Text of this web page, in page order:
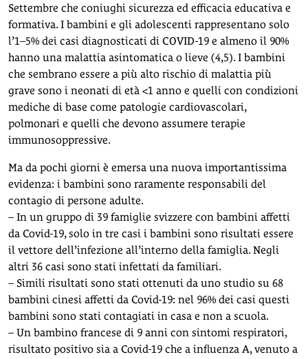
Settembre che coniughi sicurezza ed efficacia educativa e
formativa. I bambini e gli adolescenti rappresentano solo
l’1–5% dei casi diagnosticati di COVID-19 e almeno il 90%
hanno una malattia asintomatica o lieve (4,5). I bambini
che sembrano essere a più alto rischio di malattia più
grave sono i neonati di età <1 anno e quelli con condizioni
mediche di base come patologie cardiovascolari,
polmonari e quelli che devono assumere terapie
immunosoppressive.
Ma da pochi giorni è emersa una nuova importantissima
evidenza: i bambini sono raramente responsabili del
contagio di persone adulte.
– In un gruppo di 39 famiglie svizzere con bambini affetti
da Covid-19, solo in tre casi i bambini sono risultati essere
il vettore dell’infezione all’interno della famiglia. Negli
altri 36 casi sono stati infettati da familiari.
– Simili risultati sono stati ottenuti da uno studio su 68
bambini cinesi affetti da Covid-19: nel 96% dei casi questi
bambini sono stati contagiati in casa e non a scuola.
– Un bambino francese di 9 anni con sintomi respiratori,
risultato positivo sia a Covid-19 che a influenza A, venuto a